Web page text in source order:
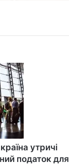
утричі
податок для